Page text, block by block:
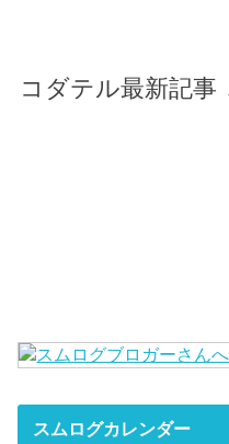
コダテル最新記事
スムログカレンダー